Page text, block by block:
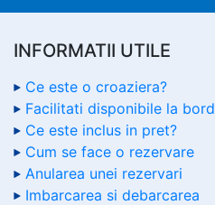
INFORMATII UTILE
Ce este o croaziera?
Facilitati disponibile la bord
Ce este inclus in pret?
Cum se face o rezervare
Anularea unei rezervari
Imbarcarea si debarcarea